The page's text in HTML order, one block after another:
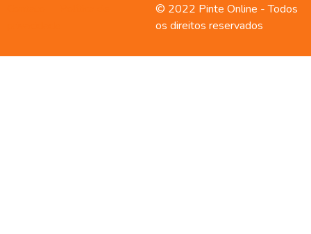
© 2022 Pinte Online - Todos
os direitos reservados